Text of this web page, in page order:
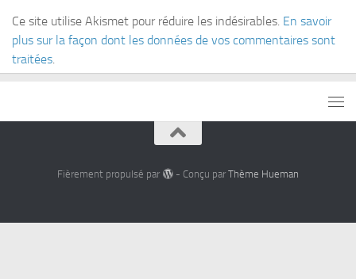
Ce site utilise Akismet pour réduire les indésirables. En savoir
plus sur la façon dont les données de vos commentaires sont
traitées
Fièrement propulsé par - Conçu par Thème Hueman